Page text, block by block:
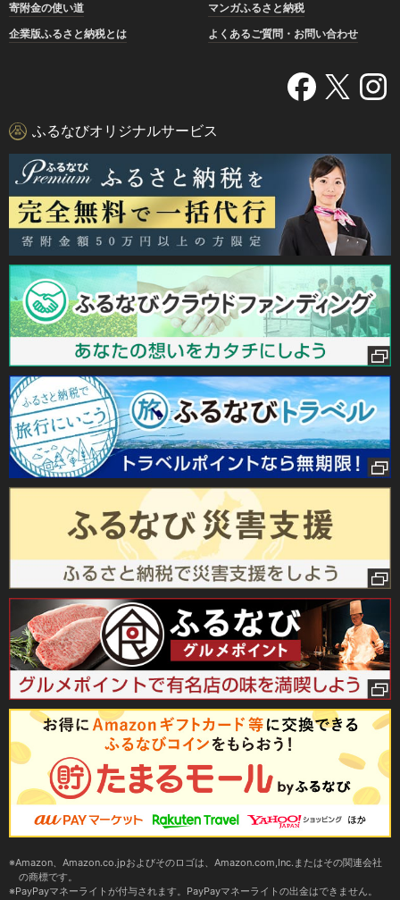
寄附金の使い道
マンガふるさと納税
企業版ふるさと納税とは
よくあるご質問・お問い合わせ
ふるなびオリジナルサービス
Amazon、Amazon.co.jpおよびそのロゴは、Amazon.com,Inc.またはその関連会社
の商標です。
PayPayマネーライトが付与されます。PayPayマネーライトの出金はできません。